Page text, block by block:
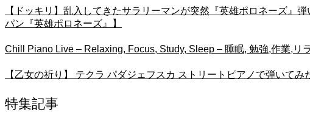
【ドッキリ】乱入してきたサラリーマンが突然『英雄ポロネーズ』
パン『英雄ポロネーズ』】
Chill Piano Live – Relaxing, Focus, Study, Sleep – 睡眠, 勉強,作業,リ
【乙女の祈り】 テクラ パダジェフスカ ストリートピアノで弾いて
特集記事